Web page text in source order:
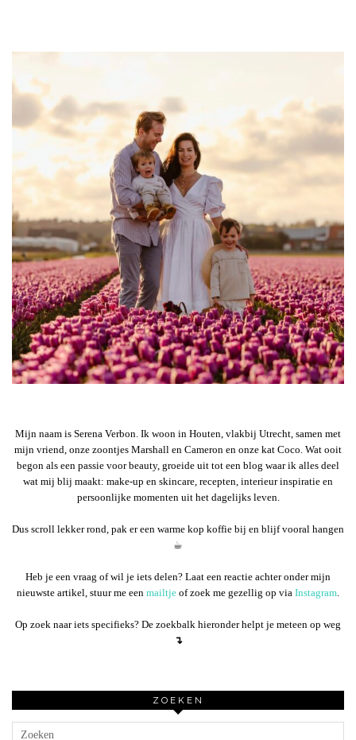
Mijn naam is Serena Verbon. Ik woon in Houten, vlakbij Utrecht, samen met
mijn vriend, onze zoontjes Marshall en Cameron en onze kat Coco. Wat ooit
begon als een passie voor beauty, groeide uit tot een blog waar ik alles deel
wat mij blij maakt: make-up en skincare, recepten, interieur inspiratie en
persoonlijke momenten uit het dagelijks leven.
Dus scroll lekker rond, pak er een warme kop koffie bij en blijf vooral hangen
☕︎
Heb je een vraag of wil je iets delen? Laat een reactie achter onder mijn
nieuwste artikel, stuur me een mailtje of zoek me gezellig op via Instagram
Op zoek naar iets specifieks? De zoekbalk hieronder helpt je meteen op weg
↴
ZOEKEN